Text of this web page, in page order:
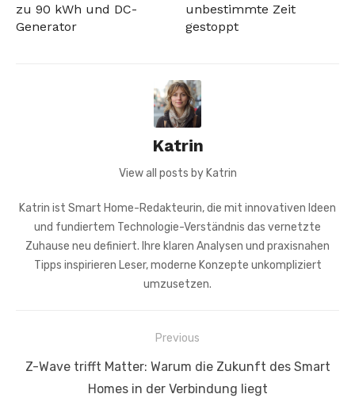
zu 90 kWh und DC-
Generator
unbestimmte Zeit
gestoppt
Katrin
View all posts by Katrin
Katrin ist Smart Home-Redakteurin, die mit innovativen Ideen
und fundiertem Technologie-Verständnis das vernetzte
Zuhause neu definiert. Ihre klaren Analysen und praxisnahen
Tipps inspirieren Leser, moderne Konzepte unkompliziert
umzusetzen.
Beitragsnavigation
Previous
Previous
Z-Wave trifft Matter: Warum die Zukunft des Smart
Homes in der Verbindung liegt